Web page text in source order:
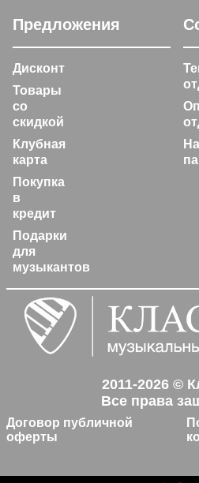
Предложения
Дисконт
Товары
со
скидкой
Клубная
карта
Покупка
в
кредит
Подарки
для
музыкантов
2011-2026 ©
Все права
Договор публичной
оферты